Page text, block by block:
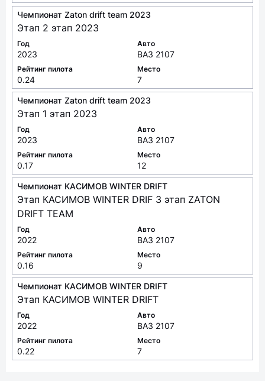
Чемпионат Zaton drift team 2023
Этап 2 этап 2023
Год
2023
Авто
ВАЗ 2107
Рейтинг пилота
0.24
Место
7
Чемпионат Zaton drift team 2023
Этап 1 этап 2023
Год
2023
Авто
ВАЗ 2107
Рейтинг пилота
0.17
Место
12
Чемпионат КАСИМОВ WINTER DRIFT
Этап КАСИМОВ WINTER DRIF 3 этап ZATON
DRIFT TEAM
Год
2022
Авто
ВАЗ 2107
Рейтинг пилота
0.16
Место
9
Чемпионат КАСИМОВ WINTER DRIFT
Этап КАСИМОВ WINTER DRIFT
Год
2022
Авто
ВАЗ 2107
Рейтинг пилота
0.22
Место
7